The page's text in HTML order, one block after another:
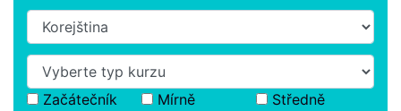
Začátečník
Mírně
Středně